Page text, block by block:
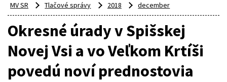
MV SR Tlačové správy 2018 december
Okresné úrady v Spišskej
Novej Vsi a vo Veľkom Krtíši
povedú noví prednostovia